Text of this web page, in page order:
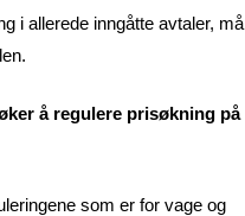
i allerede inngåtte avtaler, må
å regulere prisøkning på
som er for vage og